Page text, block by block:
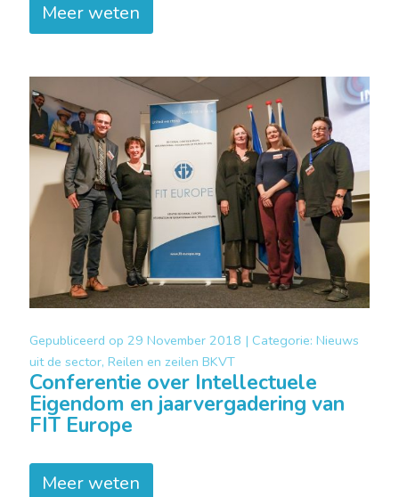
Meer weten
Gepubliceerd op 29 November 2018 | Categorie: Nieuws
uit de sector, Reilen en zeilen BKVT
Conferentie over Intellectuele
Eigendom en jaarvergadering van
FIT Europe
Meer weten